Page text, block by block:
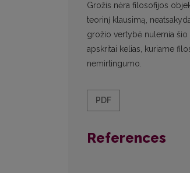
Grožis nėra filosofijos
teorinį klausimą,
grožio vertybė nulemia
apskritai kelias, kuriame
nemirtingumo.
PDF
References